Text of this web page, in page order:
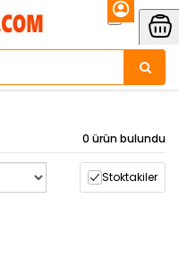
0 ürün bulundu
Stoktakiler